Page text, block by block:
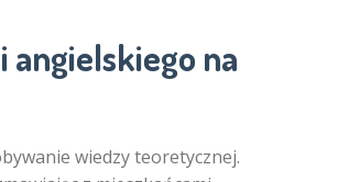
na
wiedzy teoretycznej.